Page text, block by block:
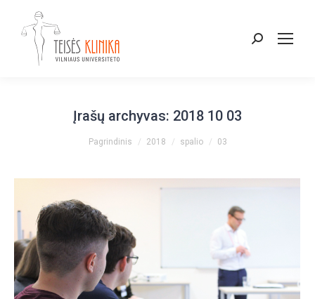
Paieška:
Įrašų archyvas: 2018 10 03
You are here:
Pagrindinis 2018 spalio 03